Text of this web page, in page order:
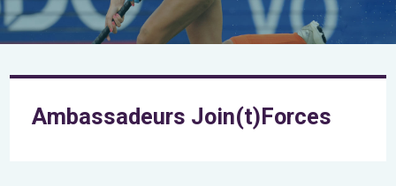
Ambassadeurs Join(t)Forces